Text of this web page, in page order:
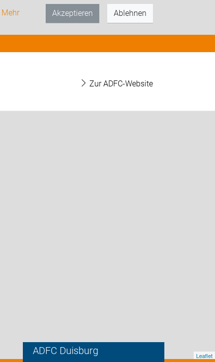
Mehr
Akzeptieren Ablehnen
Zur ADFC-Website
Leaflet
ADFC Duisburg